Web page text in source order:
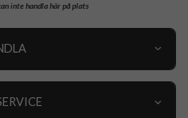
inte handla här på plats